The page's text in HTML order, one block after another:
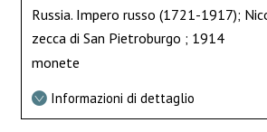
Russia. Impero russo (1721-1917);
zecca di San Pietroburgo ; 1914
monete
Informazioni di dettaglio